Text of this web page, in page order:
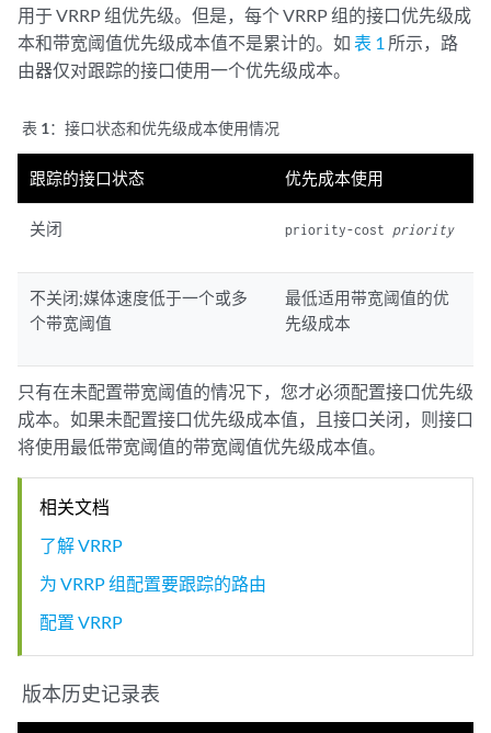
用于 VRRP 组优先级。但是，每个 VRRP 组的接口优先级成
本和带宽阈值优先级成本值不是累计的。如 表 1 所示，路
由器仅对跟踪的接口使用一个优先级成本。
表 1： 接口状态和优先级成本使用情况
跟踪的接口状态 优先成本使用
关闭 priority-cost priority
不关闭;媒体速度低于一个或多
个带宽阈值
最低适用带宽阈值的优
先级成本
只有在未配置带宽阈值的情况下，您才必须配置接口优先级
成本。如果未配置接口优先级成本值，且接口关闭，则接口
将使用最低带宽阈值的带宽阈值优先级成本值。
相关文档
了解 VRRP
为 VRRP 组配置要跟踪的路由
配置 VRRP
版本历史记录表